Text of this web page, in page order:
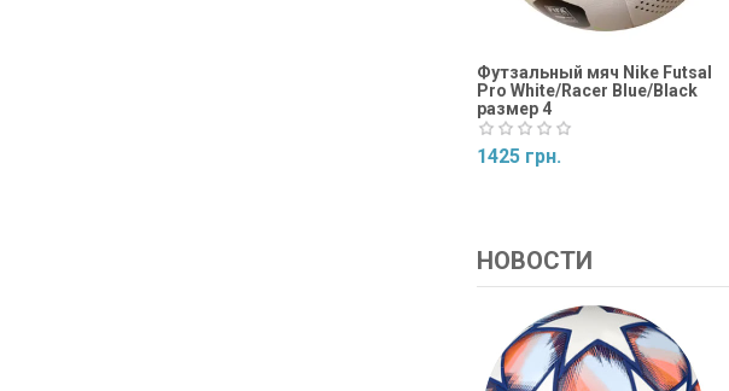
Футзальный мяч Nike Futsal
Pro White/Racer Blue/Black
размер 4
1425 грн.
НОВОСТИ